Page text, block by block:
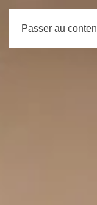
Passer au